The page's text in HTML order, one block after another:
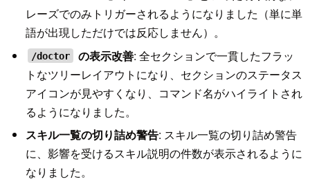
レーズでのみトリガーされるようになりました（単に単
語が出現しただけでは反応しません）。
/doctor の表示改善: 全セクションで一貫したフラッ
トなツリーレイアウトになり、セクションのステータス
アイコンが見やすくなり、コマンド名がハイライトされ
るようになりました。
スキル一覧の切り詰め警告: スキル一覧の切り詰め警告
に、影響を受けるスキル説明の件数が表示されるように
なりました。